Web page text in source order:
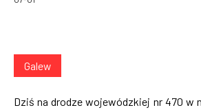
Galew
Dziś na drodze wojewódzkiej nr 470 w